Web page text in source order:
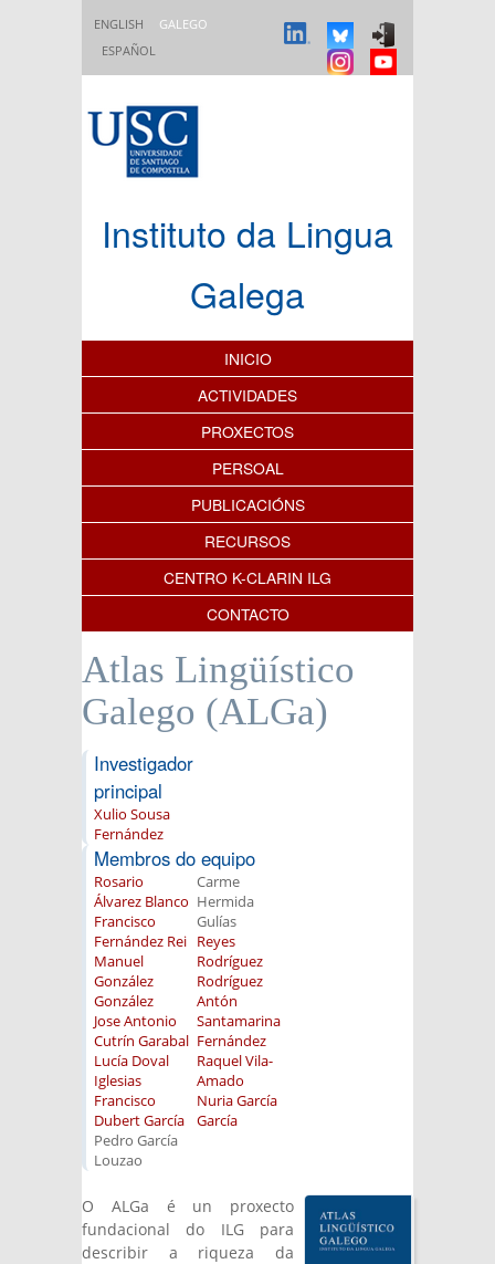
ENGLISH
GALEGO
ESPAÑOL
Instituto da Lingua
Galega
Índice de contidos
INICIO
ACTIVIDADES
PROXECTOS
PERSOAL
PUBLICACIÓNS
RECURSOS
CENTRO K-CLARIN ILG
CONTACTO
Atlas Lingüístico
Galego (ALGa)
Investigador
principal
Xulio Sousa
Fernández
Membros do equipo
Rosario
Álvarez Blanco
Francisco
Fernández Rei
Manuel
González
González
Jose Antonio
Cutrín Garabal
Lucía Doval
Iglesias
Francisco
Dubert García
Pedro García
Louzao
Carme
Hermida
Gulías
Reyes
Rodríguez
Rodríguez
Antón
Santamarina
Fernández
Raquel Vila-
Amado
Nuria García
García
O ALGa é un proxecto
fundacional do ILG para
describir a riqueza da